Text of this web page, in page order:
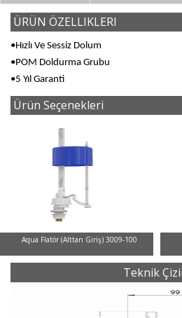
ÜRÜN ÖZELLIKLERI
•Hızlı Ve Sessiz Dolum
•POM Doldurma Grubu
•5 Yıl Garanti
Ürün Seçenekleri
Aqua Flatör (Alttan Giriş) 3009-100
Teknik